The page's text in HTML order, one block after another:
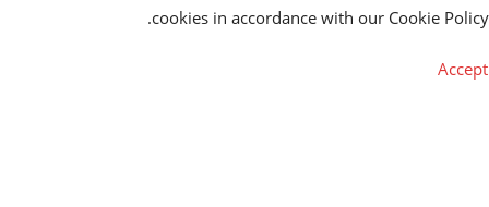
cookies in accordance with our Cookie